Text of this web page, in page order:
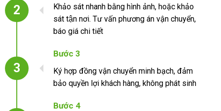
2
Khảo sát nhanh bằng hình ảnh, hoặc khảo
sát tận nơi. Tư vấn phương án vận chuyển,
báo giá chi tiết
3
Bước 3
Ký hợp đồng vận chuyển minh bạch, đảm
bảo quyền lợi khách hàng, không phát sinh
Bước 4